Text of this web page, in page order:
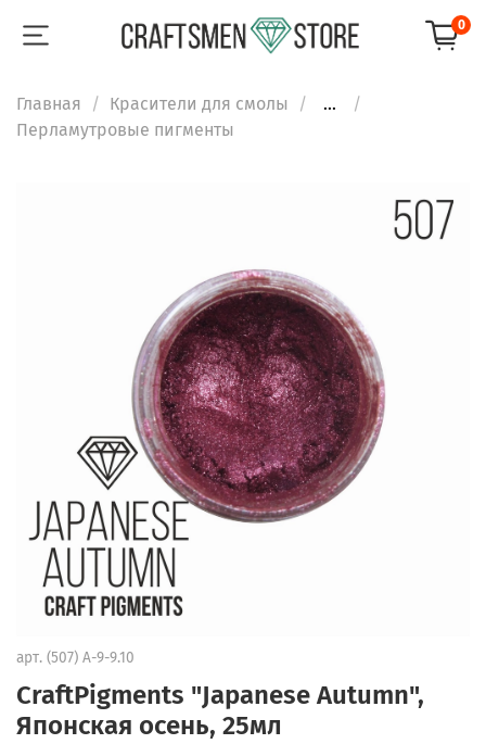
0
Главная Красители для смолы
...
Перламутровые пигменты
арт. (507) A-9-9.10
CraftPigments "Japanese Autumn",
Японская осень, 25мл